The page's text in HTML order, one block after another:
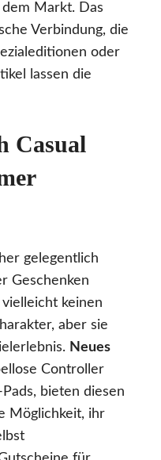
Markt. Das
Verbindung, die
oder
lassen die
Casual
gelegentlich
Geschenken
keinen
aber sie
Neues
Controller
bieten diesen
Möglichkeit, ihr